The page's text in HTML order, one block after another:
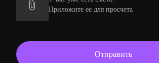
Приложите ее для просчета